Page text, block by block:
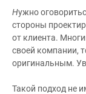
Нужно
стороны
от клиента.
своей компании,
оригинальным.
Такой подход не